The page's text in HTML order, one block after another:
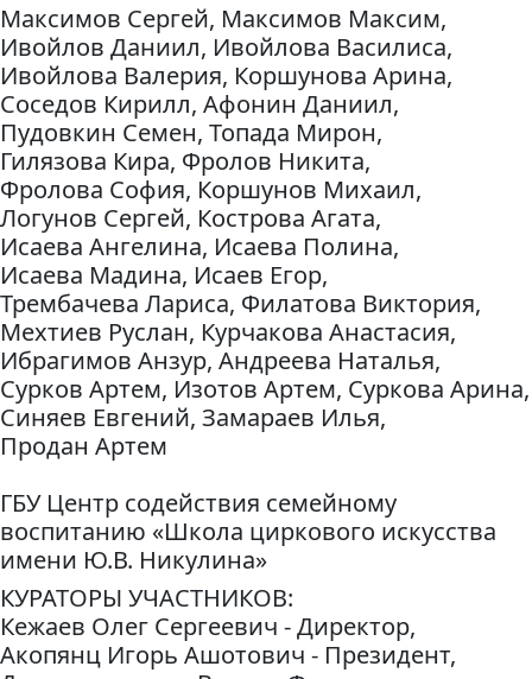
Максимов Сергей, Максимов Максим,
Ивойлов Даниил, Ивойлова Василиса,
Ивойлова Валерия, Коршунова Арина,
Соседов Кирилл, Афонин Даниил,
Пудовкин Семен, Топада Мирон,
Гилязова Кира, Фролов Никита,
Фролова София, Коршунов Михаил,
Логунов Сергей, Кострова Агата,
Исаева Ангелина, Исаева Полина,
Исаева Мадина, Исаев Егор,
Трембачева Лариса, Филатова Виктория,
Мехтиев Руслан, Курчакова Анастасия,
Ибрагимов Анзур, Андреева Наталья,
Сурков Артем, Изотов Артем, Суркова Арина,
Синяев Евгений, Замараев Илья,
Продан Артем
ГБУ Центр содействия семейному
воспитанию «Школа циркового искусства
имени Ю.В. Никулина»
КУРАТОРЫ УЧАСТНИКОВ:
Кежаев Олег Сергеевич - Директор,
Акопянц Игорь Ашотович - Президент,